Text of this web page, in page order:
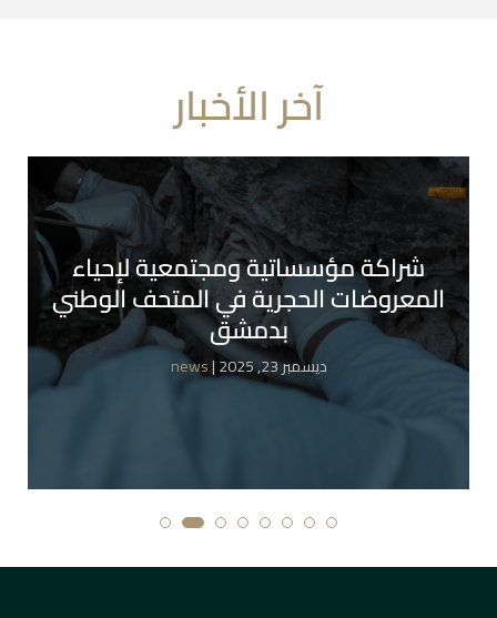
آخر الأخبار
شراكة مؤسساتية ومجتمعية لإحياء
المعروضات الحجرية في المتحف الوطني
بدمشق
news | ديسمبر 23, 2025